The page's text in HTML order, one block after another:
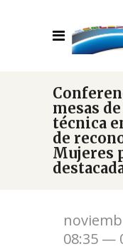
mesas
técnica
de
Mujeres
08:35 —